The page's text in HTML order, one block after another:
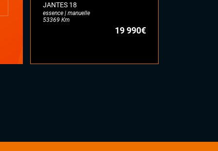
JANTES 18
essence | manuelle
53369 Km
19 990€